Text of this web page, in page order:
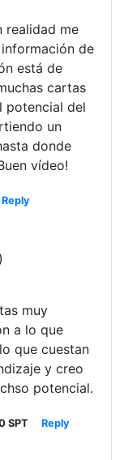
realidad me
de
está de
cartas
potencial del
un
donde
vídeo!
Reply
)
muy
a lo que
que cuestan
y creo
potencial.
SPT Reply